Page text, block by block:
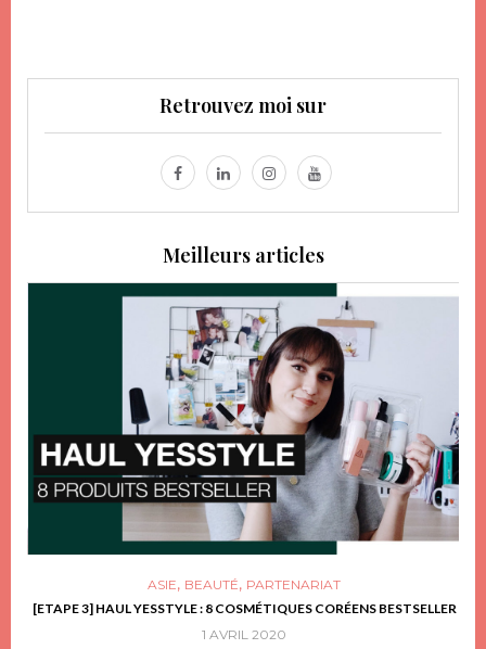
Retrouvez moi sur
Meilleurs articles
ASIE, BEAUTÉ, PARTENARIAT
[ETAPE 3] HAUL YESSTYLE : 8 COSMÉTIQUES CORÉENS BESTSELLER
1 AVRIL 2020